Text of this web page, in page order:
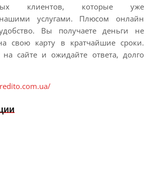
клиентов, которые уже
нашими услугами. Плюсом онлайн
Вы получаете деньги не
свою карту в кратчайшие сроки.
на сайте и ожидайте ответа, долго